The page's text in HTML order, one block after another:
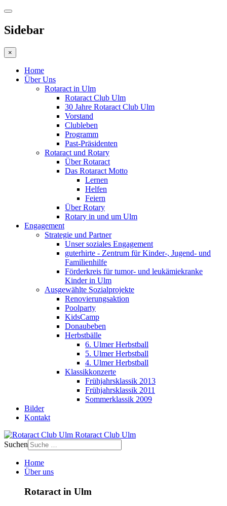
Sidebar
×
Home
Über Uns
Rotaract in Ulm
Rotaract Club Ulm
30 Jahre Rotaract Club Ulm
Vorstand
Clubleben
Programm
Past-Präsidenten
Rotaract und Rotary
Über Rotaract
Das Rotaract Motto
Lernen
Helfen
Feiern
Über Rotary
Rotary in und um Ulm
Engagement
Strategie und Partner
Unser soziales Engagement
guterhirte - Zentrum für Kinder-, Jugend- und
Familienhilfe
Förderkreis für tumor- und leukämiekranke
Kinder in Ulm
Ausgewählte Sozialprojekte
Renovierungsaktion
Poolparty
KidsCamp
Donaubeben
Herbstbälle
6. Ulmer Herbstball
5. Ulmer Herbstball
4. Ulmer Herbstball
Klassikkonzerte
Frühjahrsklassik 2013
Frühjahrsklassik 2011
Sommerklassik 2009
Bilder
Kontakt
Rotaract Club Ulm
Suchen
Home
Über uns
Rotaract in Ulm